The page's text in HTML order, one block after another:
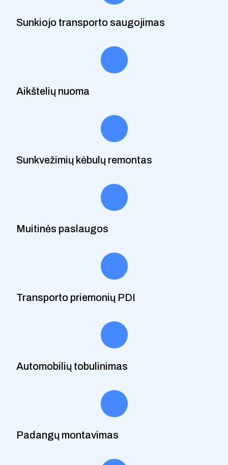
Sunkiojo transporto saugojimas
Aikštelių nuoma
Sunkvežimių kėbulų remontas
Muitinės paslaugos
Transporto priemonių PDI
Automobilių tobulinimas
Padangų montavimas